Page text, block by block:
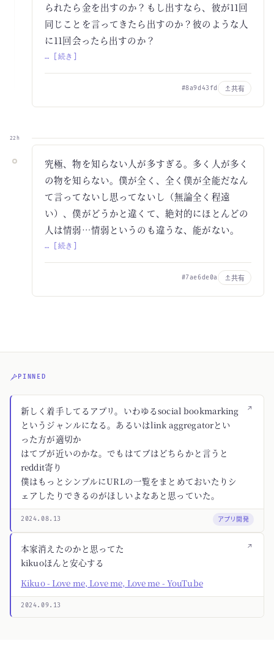
られたら金を出すのか？もし出すなら、彼が11回
同じことを言ってきたら出すのか？彼のような人
に11回会ったら出すのか？
… [続き]
#8a9d43fd 共有
22h
究極、物を知らない人が多すぎる。多く人が多く
の物を知らない。僕が全く、全く僕が全能だなん
て言ってないし思ってないし（無論全く程遠
い）、僕がどうかと違くて、絶対的にほとんどの
人は情弱…情弱というのも違うな、能がない。
… [続き]
#7ae6de0a 共有
PINNED
↗
新しく着手してるアプリ。いわゆるsocial bookmarking
というジャンルになる。あるいはlink aggregatorとい
った方が適切か
はてブが近いのかな。でもはてブはどちらかと言うと
reddit寄り
僕はもっとシンプルにURLの一覧をまとめておいたりシ
ェアしたりできるのがほしいよなあと思っていた。
2024.08.13 アプリ開発
↗
本家消えたのかと思ってた
kikuoほんと安心する
Kikuo - Love me, Love me, Love me - YouTube
2024.09.13